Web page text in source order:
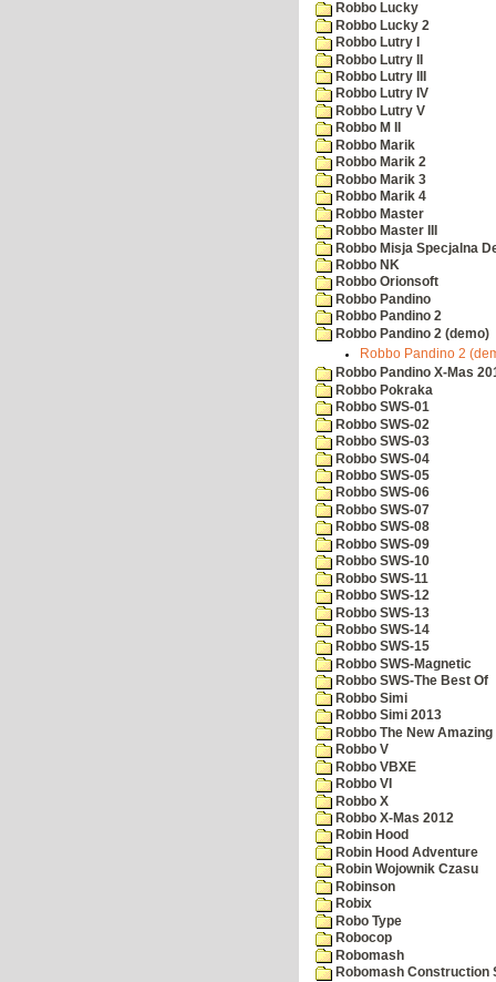
Robbo Lucky
Robbo Lucky 2
Robbo Lutry I
Robbo Lutry II
Robbo Lutry III
Robbo Lutry IV
Robbo Lutry V
Robbo M II
Robbo Marik
Robbo Marik 2
Robbo Marik 3
Robbo Marik 4
Robbo Master
Robbo Master III
Robbo Misja Specjalna
Robbo NK
Robbo Orionsoft
Robbo Pandino
Robbo Pandino 2
Robbo Pandino 2 (demo)
Robbo Pandino 2
Robbo Pandino X-Mas
Robbo Pokraka
Robbo SWS-01
Robbo SWS-02
Robbo SWS-03
Robbo SWS-04
Robbo SWS-05
Robbo SWS-06
Robbo SWS-07
Robbo SWS-08
Robbo SWS-09
Robbo SWS-10
Robbo SWS-11
Robbo SWS-12
Robbo SWS-13
Robbo SWS-14
Robbo SWS-15
Robbo SWS-Magnetic
Robbo SWS-The Best Of
Robbo Simi
Robbo Simi 2013
Robbo The New
Robbo V
Robbo VBXE
Robbo VI
Robbo X
Robbo X-Mas 2012
Robin Hood
Robin Hood Adventure
Robin Wojownik Czasu
Robinson
Robix
Robo Type
Robocop
Robomash
Robomash Construction